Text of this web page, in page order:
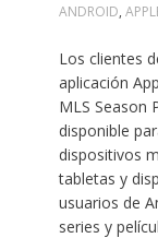
ANDROID,
Los clientes
aplicación
MLS Season
disponible
dispositivos
tabletas y
usuarios de
series y